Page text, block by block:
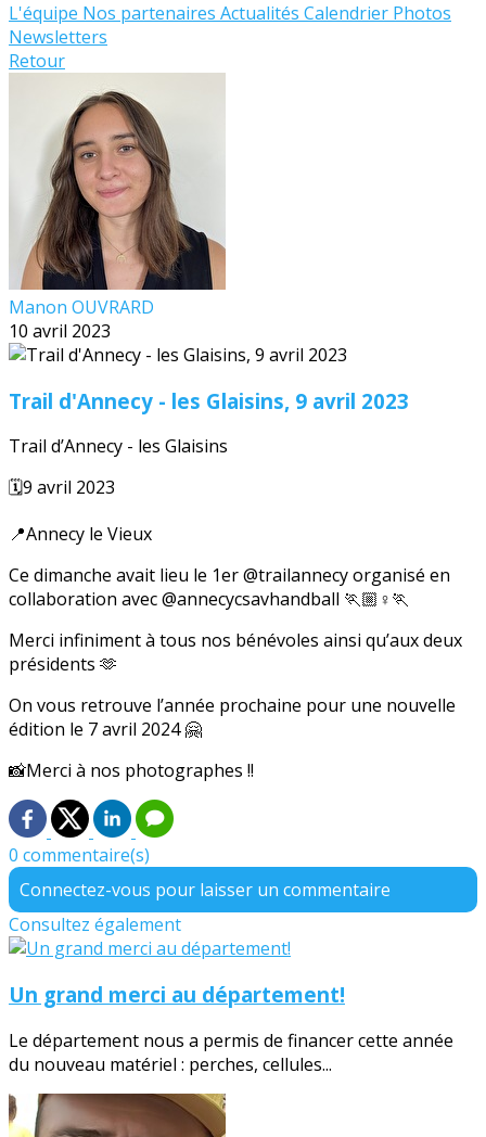
L'équipe Nos partenaires Actualités Calendrier Photos
Newsletters
Retour
Manon OUVRARD
10 avril 2023
Trail d'Annecy - les Glaisins, 9 avril 2023
Trail d’Annecy - les Glaisins
🗓️9 avril 2023
📍Annecy le Vieux
Ce dimanche avait lieu le 1er @trailannecy organisé en
collaboration avec @annecycsavhandball 🏃🏼♀️🏃
Merci infiniment à tous nos bénévoles ainsi qu’aux deux
présidents 🫶
On vous retrouve l’année prochaine pour une nouvelle
édition le 7 avril 2024 🤗
📸Merci à nos photographes !!
0 commentaire(s)
Connectez-vous pour laisser un commentaire
Consultez également
Un grand merci au département!
Le département nous a permis de financer cette année
du nouveau matériel : perches, cellules...